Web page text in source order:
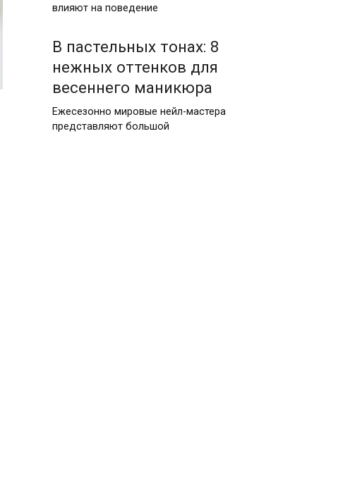
влияют на поведение
В пастельных тонах: 8
нежных оттенков для
весеннего маникюра
Ежесезонно мировые нейл-мастера
представляют большой